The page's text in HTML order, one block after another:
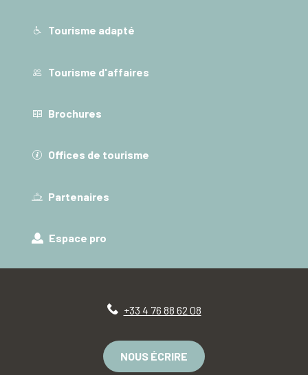
Tourisme adapté
Tourisme d'affaires
Brochures
Offices de tourisme
Partenaires
Espace pro
+33 4 76 88 62 08
NOUS ÉCRIRE